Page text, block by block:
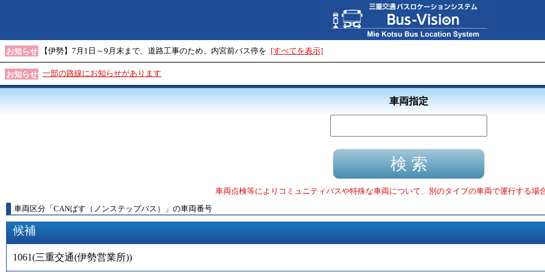
お知らせ 【伊勢】7月1日～9月末まで、道路工事のため、内宮前バス停を [すべてを表示]
お知らせ 一部の路線にお知らせがあります
車両指定
車両点検等によりコミュニティバスや特殊な車両について、別のタイプの車両で運行する場
車両区分 「 CANばす（ノンステップバス） 」 の車両番号
候補
1061(三重交通(伊勢営業所))